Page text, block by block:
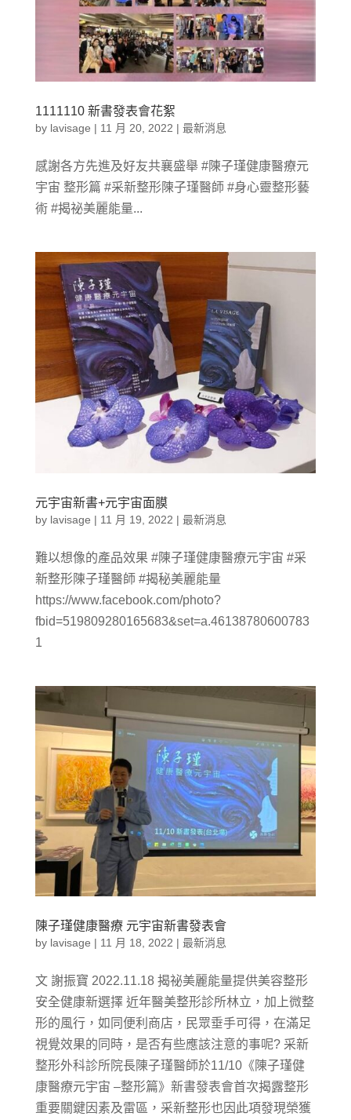
1111110 新書發表會花絮
by lavisage | 11 月 20, 2022 | 最新消息
感謝各方先進及好友共襄盛舉 #陳子瑾健康醫療元
宇宙 整形篇 #采新整形陳子瑾醫師 #身心靈整形藝
術 #揭祕美麗能量...
元宇宙新書+元宇宙面膜
by lavisage | 11 月 19, 2022 | 最新消息
難以想像的產品效果 #陳子瑾健康醫療元宇宙 #采
新整形陳子瑾醫師 #揭秘美麗能量
https://www.facebook.com/photo?
fbid=519809280165683&set=a.46138780600783
1
陳子瑾健康醫療 元宇宙新書發表會
by lavisage | 11 月 18, 2022 | 最新消息
文 謝振寶 2022.11.18 揭祕美麗能量提供美容整形
安全健康新選擇 近年醫美整形診所林立，加上微整
形的風行，如同便利商店，民眾垂手可得，在滿足
視覺效果的同時，是否有些應該注意的事呢? 采新
整形外科診所院長陳子瑾醫師於11/10《陳子瑾健
康醫療元宇宙 –整形篇》新書發表會首次揭露整形
重要關鍵因素及雷區，采新整形也因此項發現榮獲